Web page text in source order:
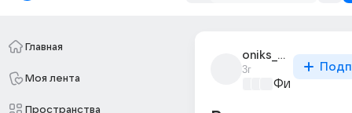
Главная
Моя лента
Пространства
oniks_232
3г